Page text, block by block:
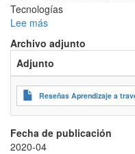
Tecnologías
Lee más
Reseñas
Aprendizaje
a
través
de
los
MOOC:
caso
Archivo adjunto
Adjunto
Reseñas Aprendizaje a
Fecha de publicación
2020-04